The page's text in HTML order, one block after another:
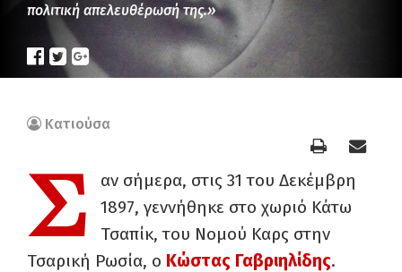
πολιτική απελευθέρωσή της.»
Κατιούσα
Σ
αν σήμερα, στις 31 του Δεκέμβρη
1897, γεννήθηκε στο χωριό Κάτω
Τσαπίκ, του Νομού Καρς στην
Τσαρική Ρωσία, ο Κώστας Γαβριηλίδης.